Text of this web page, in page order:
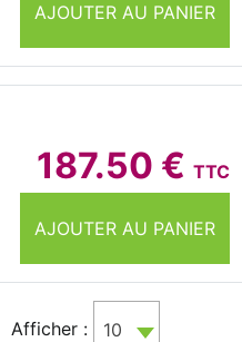
AJOUTER AU PANIER
187.50 € TTC
AJOUTER AU PANIER
Afficher : 10